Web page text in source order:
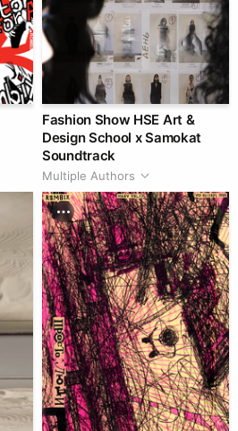
Fashion Show HSE Art &
Design School x Samokat
Soundtrack
Multiple Authors